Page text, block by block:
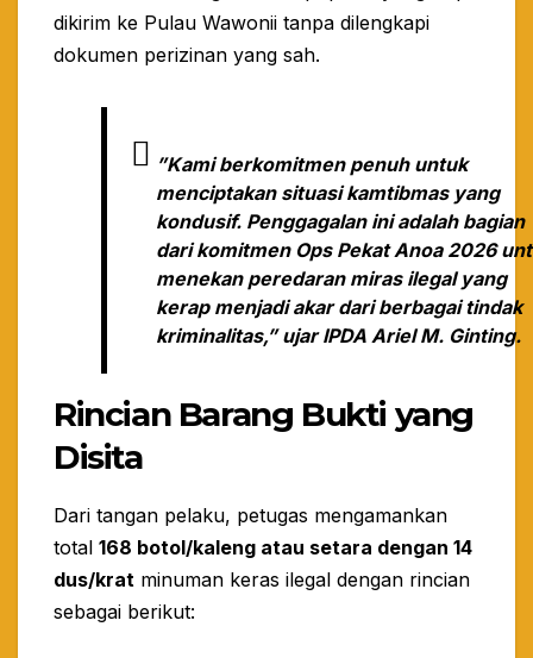
dikirim ke Pulau Wawonii tanpa dilengkapi
dokumen perizinan yang sah.
​”Kami berkomitmen penuh untuk
menciptakan situasi kamtibmas yang
kondusif. Penggagalan ini adalah bagian
dari komitmen Ops Pekat Anoa 2026
menekan peredaran miras ilegal yang
kerap menjadi akar dari berbagai tindak
kriminalitas,” ujar IPDA Ariel M. Ginting.
Rincian Barang Bukti yang
Disita
​Dari tangan pelaku, petugas mengamankan
total 168 botol/kaleng atau setara dengan 14
dus/krat minuman keras ilegal dengan rincian
sebagai berikut: